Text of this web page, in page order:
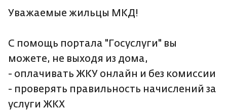
Уважаемые жильцы МКД!
С помощь портала "Госуслуги" вы
можете, не выходя из дома,
- оплачивать ЖКУ онлайн и без комиссии
- проверять правильность начислений за
услуги ЖКХ